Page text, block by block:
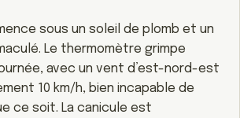
sous un soleil de plomb et un
Le thermomètre grimpe
journée, avec un vent d’est-nord-est
10 km/h, bien incapable de
ce soit. La canicule est